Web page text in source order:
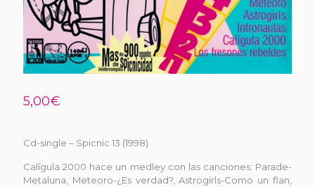
5,00€
Cd-single – Spicnic 13 (1998)
Calígula 2000 hace un medley con las canciones: Parade-
Metaluna, Meteoro-¿Es verdad?, Astrogirls-Como un flan,